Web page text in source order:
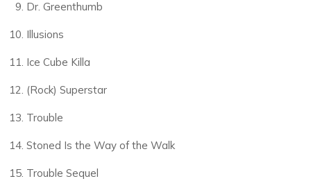
Dr. Greenthumb
Illusions
Ice Cube Killa
(Rock) Superstar
Trouble
Stoned Is the Way of the Walk
Trouble Sequel